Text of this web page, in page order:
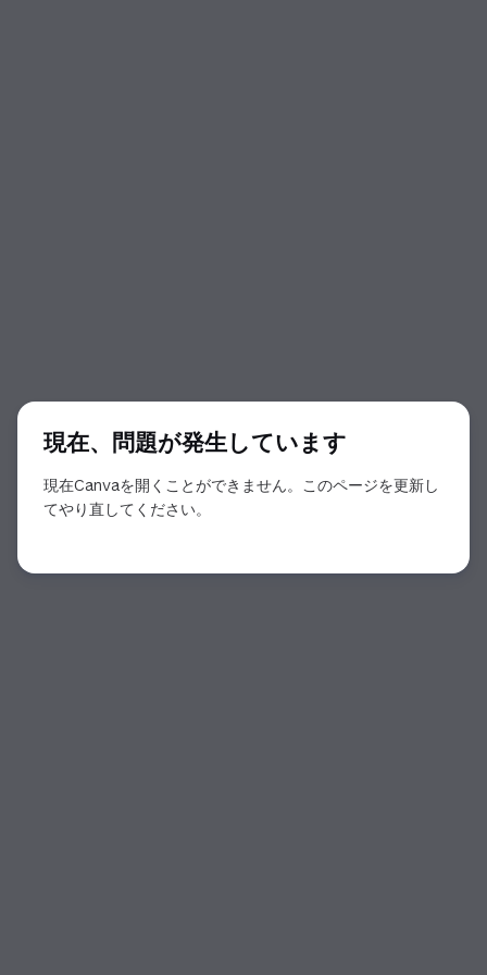
現在、問題が発生しています
現在Canvaを開くことができません。このページを更新し
てやり直してください。